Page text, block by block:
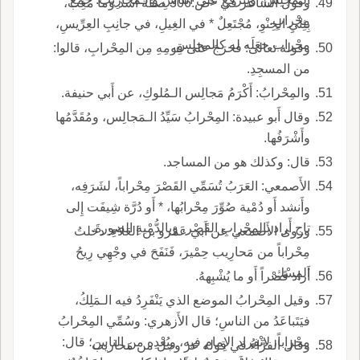
مِحْرابٍ.
بِثِنْيِ الحِنْوِ، مُجْتَعِلٌ * في الغِيلِ، في جانِبِ العِرِّيسِ،
محْراب جعَلَه له كالمجلِسِ.
وقوله تعالى: فخرَجَ على قومِهِ مِن المِحْرابِ، قالوا:
من المسجِدِ.
والمِحْرابُ: أَكْرَمُ مَجالِس الـمُلوكِ، عن أَبي حنيفة.
وقال أَبو عبيدة: المِحْرابُ سَيِّدُ الـمَجالِس، ومُقَدَّمُها
وأَشْرَفُها.
قال: وكذلك هو من المساجد.
الأَصمعي: العَرَبُ تُسَمِّي القَصْرَ مِحْراباً، لشَرَفِه،
وأَنشد أَو دُمْية صُوِّرَ مِحْرابُها، * أَو دُرَّة شِيفَت إِلى
تاجِ أَراد بالمِحْرابِ القَصْر، وبالدُّمْيةِ الصورةَ.
وروى الأَصمعي عن أَبي عَمْرو بن العَلاءِ: دخلتُ
مِحْراباً من مَحارِيب حِمْيرَ، فَنَفَحَ في وجْهِي رِيحُ
المِسْكِ.
أَراد قَصْراً أَو ما يُشْبِههُ.
وقيل المِحْرابُ الموضع الذي يَنْفَرِدُ فيه الـمَلِكُ،
فيَتَباعَدُ من الناسِ؛ قال الأَزهري: وسُمِّي المِحْرابُ
مِحْراباً، لانْفِراد الإِمام فيه، وبُعْدِه من الناس؛ قال:
وقال الفرَّاءُ في قوله عز وجل من مَحاريبَ